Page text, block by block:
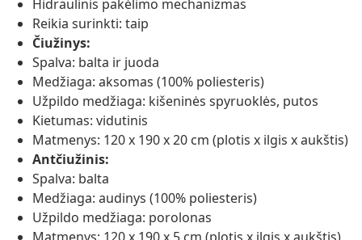
Hidraulinis pakėlimo mechanizmas
Reikia surinkti: taip
Čiužinys:
Spalva: balta ir juoda
Medžiaga: aksomas (100% poliesteris)
Užpildo medžiaga: kišeninės spyruoklės, putos
Kietumas: vidutinis
Matmenys: 120 x 190 x 20 cm (plotis x ilgis x aukštis)
Antčiužinis:
Spalva: balta
Medžiaga: audinys (100% poliesteris)
Užpildo medžiaga: porolonas